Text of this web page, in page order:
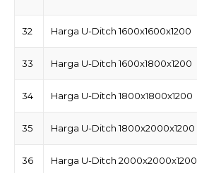
32 Harga U-Ditch 1600x1600x1200
33 Harga U-Ditch 1600x1800x1200
34 Harga U-Ditch 1800x1800x1200
35 Harga U-Ditch 1800x2000x1200
36 Harga U-Ditch 2000x2000x1200